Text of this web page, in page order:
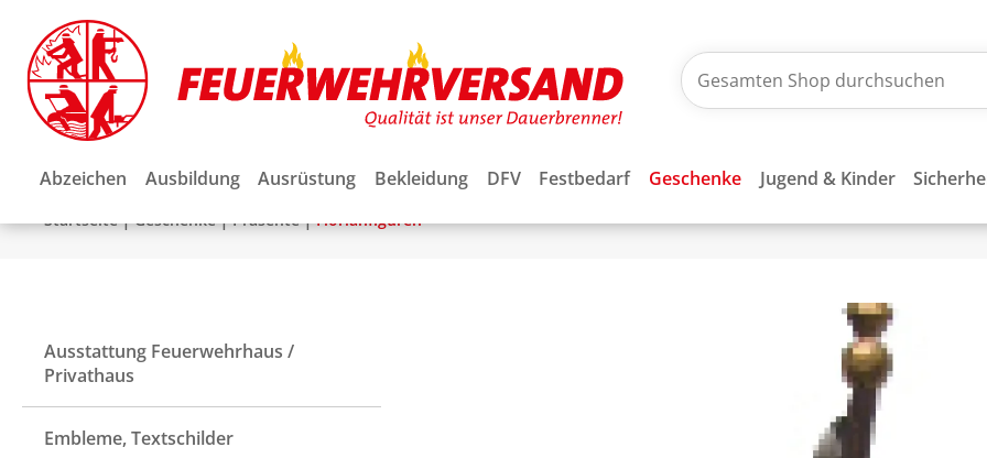
Abzeichen Ausbildung Ausrüstung Bekleidung DFV Festbedarf Geschenke Jugend & Kinder
Startseite|Geschenke|Präsente|Florianfiguren
Ausstattung Feuerwehrhaus /
Privathaus
Embleme, Textschilder